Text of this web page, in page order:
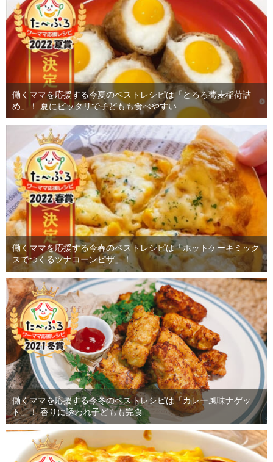
働くママを応援する今夏のベストレシピは「とろろ蕎麦稲荷詰
め」！ 夏にピッタリで子どもも食べやすい
働くママを応援する今春のベストレシピは「ホットケーキミック
スでつくるツナコーンピザ」！
働くママを応援する今冬のベストレシピは「カレー風味ナゲッ
ト」！ 香りに誘われ子どもも完食